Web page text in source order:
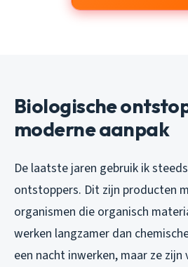
Biologische
moderne aanpak
De laatste jaren gebruik ik
ontstoppers. Dit zijn producten
organismen die organisch
werken langzamer dan
een nacht inwerken, maar ze